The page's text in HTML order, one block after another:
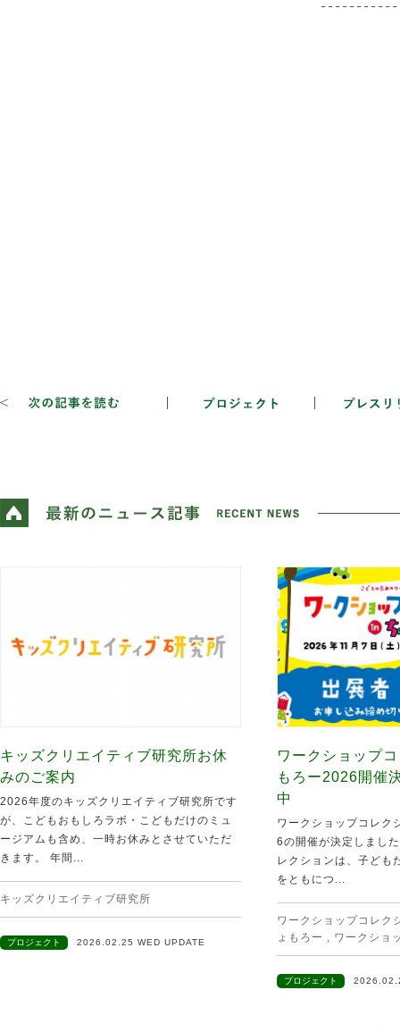
キッズクリエイティブ研究所お休
みのご案内
2026年度のキッズクリエイティブ研究所です
が、こどもおもしろラボ・こどもだけのミュ
ージアムも含め、一時お休みとさせていただ
きます。 年間...
キッズクリエイティブ研究所
プロジェクト 2026.02.25 WED UPDATE
ワークショップ
もろー2026開催
中
ワークショップコレク
6の開催が決定しまし
レクションは、子ども
をともにつ...
ワークショップコレク
ょもろー , ワークショ
プロジェクト